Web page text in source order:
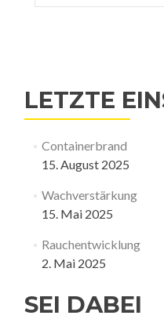
nach:
LETZTE
Containerbrand
15. August 2025
Wachverstärkung
15. Mai 2025
Rauchentwicklung
2. Mai 2025
SEI DABEI